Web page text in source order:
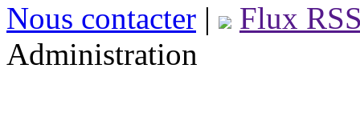
Nous contacter |
Flux
Administration